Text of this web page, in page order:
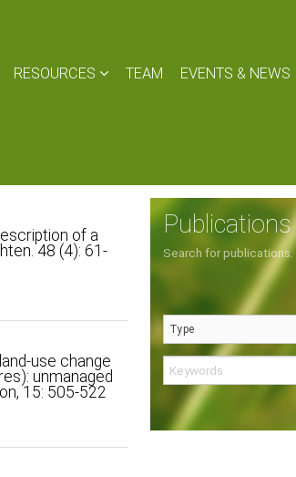
RESOURCES TEAM EVENTS & NEWS
of a
48 (4): 61-
use change
unmanaged
15: 505-522
Publications
Search for publications.